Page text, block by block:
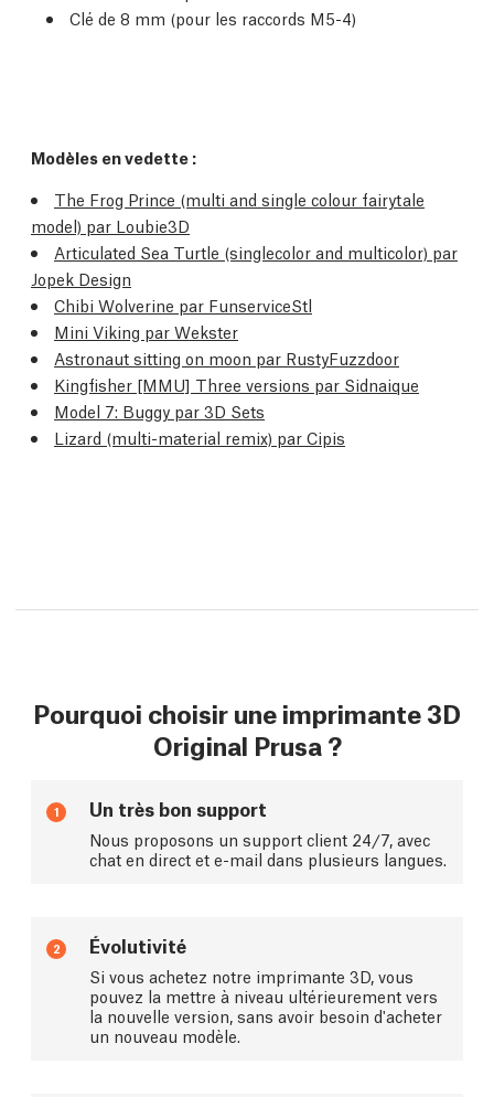
Clé de 8 mm (pour les raccords M5-4)
Modèles en vedette :
The Frog Prince (multi and single colour fairytale
model) par Loubie3D
Articulated Sea Turtle (singlecolor and multicolor) par
Jopek Design
Chibi Wolverine par FunserviceStl
Mini Viking par Wekster
Astronaut sitting on moon par RustyFuzzdoor
Kingfisher [MMU] Three versions par Sidnaique
Model 7: Buggy par 3D Sets
Lizard (multi-material remix) par Cipis
Pourquoi choisir une imprimante 3D
Original Prusa ?
1 Un très bon support
Nous proposons un support client 24/7, avec
chat en direct et e-mail dans plusieurs langues.
2 Évolutivité
Si vous achetez notre imprimante 3D, vous
pouvez la mettre à niveau ultérieurement vers
la nouvelle version, sans avoir besoin d'acheter
un nouveau modèle.